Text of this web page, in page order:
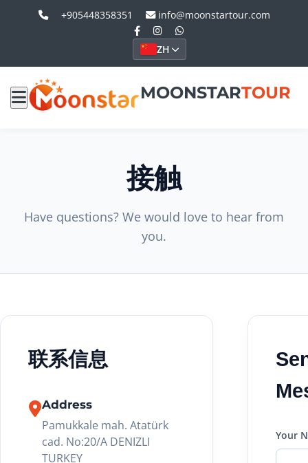
+905448358351 info@moonstartour.com
ZH
MOONSTARTOUR
接触
Have questions? We would love to hear from
you.
联系信息
Address
Pamukkale mah. Atatürk
cad. No:20/A DENIZLI
TURKEY
Your